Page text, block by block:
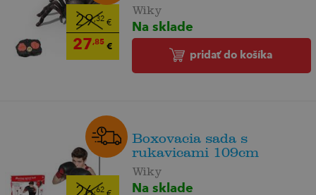
29,32€
27,85€
Wiky
Na sklade
pridať do košíka
,62
Boxovacia sada s
rukavicami 109cm
Wiky
Na sklade